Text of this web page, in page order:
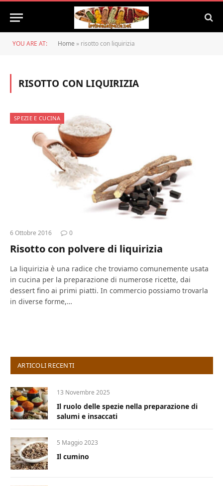
YOU ARE AT: Home » risotto con liquirizia
RISOTTO CON LIQUIRIZIA
SPEZIE E CUCINA
6 Ottobre 2016 0
Risotto con polvere di liquirizia
La liquirizia è una radice che troviamo comunemente usata
in cucina per la preparazione di numerose ricette, dai
dessert fino ai primi piatti. In commercio possiamo trovarla
in diverse forme,…
ARTICOLI RECENTI
13 Novembre 2025
Il ruolo delle spezie nella preparazione di
salumi e insaccati
5 Maggio 2023
Il cumino